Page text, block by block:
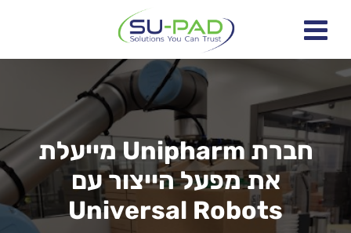
חברת Unipharm מייעלת
את מפעל הייצור עם
Universal Robots